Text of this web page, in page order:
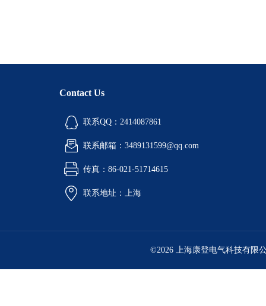
Contact Us
联系QQ：2414087861
联系邮箱：3489131599@qq.com
传真：86-021-51714615
联系地址：上海
©2026 上海康登电气科技有限